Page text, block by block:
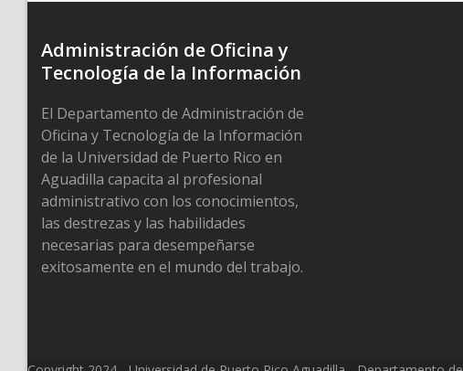
Administración de Oficina y
Tecnología de la Información
El Departamento de Administración de
Oficina y Tecnología de la Información
de la Universidad de Puerto Rico en
Aguadilla capacita al profesional
administrativo con los conocimientos,
las destrezas y las habilidades
necesarias para desempeñarse
exitosamente en el mundo del trabajo.